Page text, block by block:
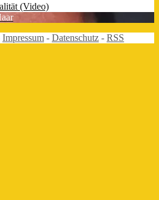
(Video)
Impressum - Datenschutz - RSS